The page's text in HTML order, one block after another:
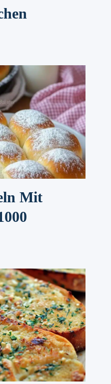
Mit